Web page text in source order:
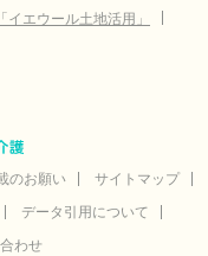
エウール土地活用」
のお願い
サイトマップ
データ引用について
わせ